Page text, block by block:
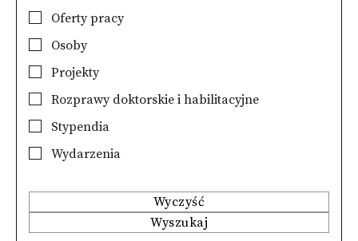
Oferty pracy
Osoby
Projekty
Rozprawy doktorskie i habilitacyjne
Stypendia
Wydarzenia
Wyczyść
Wyszukaj